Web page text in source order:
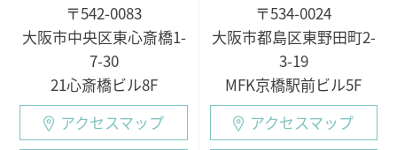
〒542-0083
大阪市中央区東心斎橋1-
7-30
21心斎橋ビル8F
アクセスマップ
〒534-0024
大阪市都島区東野田町2-
3-19
MFK京橋駅前ビル5F
アクセスマップ